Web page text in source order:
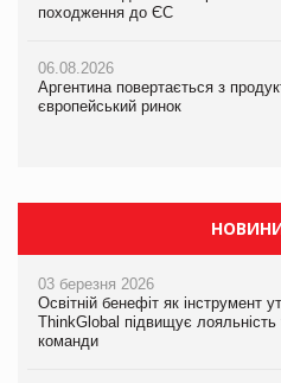
походження до ЄС
06.08.2026
Аргентина повертається з
європейський ринок
Смачне поповнення дитячого
новинки від ТМ ТОКЕРИ
походження до ЄС
06.08.2026
Аргентина повертається з
європейський ринок
03 березня 2026
Освітній бенефіт як інструмент
ThinkGlobal підвищує лояльність
команди